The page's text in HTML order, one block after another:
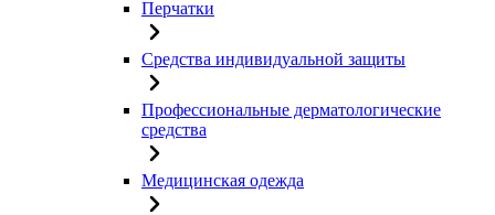
Перчатки
Средства индивидуальной защиты
Профессиональные дерматологические
средства
Медицинская одежда